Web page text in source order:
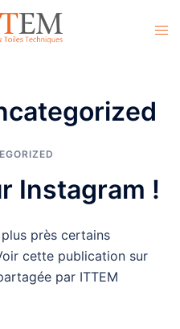
Instagram !
près certains
cette publication sur
par ITTEM